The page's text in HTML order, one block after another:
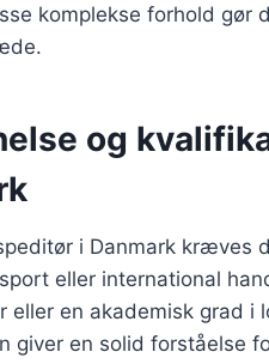
komplekse forhold gør
og
i Danmark kræves
eller international
eller en akademisk grad i
giver en solid forståelse